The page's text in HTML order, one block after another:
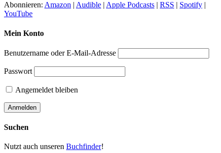
Abonnieren: Amazon | Audible | Apple Podcasts | RSS | Spotify |
YouTube
Mein Konto
Benutzername oder E-Mail-Adresse
Passwort
Angemeldet bleiben
Suchen
Nutzt auch unseren Buchfinder!